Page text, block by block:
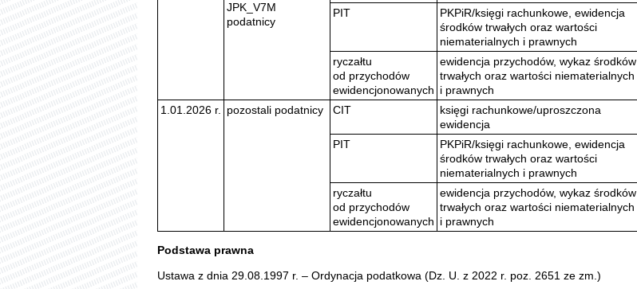
JPK_V7M
podatnicy
PIT
PKPiR/księgi rachunkowe, ewidencja
środków trwałych oraz wartości
niematerialnych i prawnych
ryczałtu
od przychodów
ewidencjonowanych
ewidencja przychodów, wykaz środków
trwałych oraz wartości niematerialnych
i prawnych
1.01.2026 r.
pozostali podatnicy CIT
księgi rachunkowe/uproszczona
ewidencja
PIT
PKPiR/księgi rachunkowe, ewidencja
środków trwałych oraz wartości
niematerialnych i prawnych
ryczałtu
od przychodów
ewidencjonowanych
ewidencja przychodów, wykaz środków
trwałych oraz wartości niematerialnych
i prawnych
Podstawa prawna
Ustawa z dnia 29.08.1997 r. – Ordynacja podatkowa (Dz. U. z 2022 r. poz. 2651 ze zm.)